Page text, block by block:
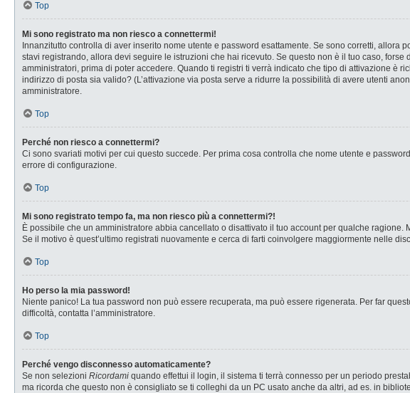
Top
Mi sono registrato ma non riesco a connettermi!
Innanzitutto controlla di aver inserito nome utente e password esattamente. Se sono corretti,
stavi registrando, allora devi seguire le istruzioni che hai ricevuto. Se questo non è il tuo caso,
amministratori, prima di poter accedere. Quando ti registri ti verrà indicato che tipo di attivazione è
indirizzo di posta sia valido? (L’attivazione via posta serve a ridurre la possibilità di avere utenti
amministratore.
Top
Perché non riesco a connettermi?
Ci sono svariati motivi per cui questo succede. Per prima cosa controlla che nome utente e
errore di configurazione.
Top
Mi sono registrato tempo fa, ma non riesco più a connettermi?!
È possibile che un amministratore abbia cancellato o disattivato il tuo account per qualche
Se il motivo è quest’ultimo registrati nuovamente e cerca di farti coinvolgere maggiormente nelle
Top
Ho perso la mia password!
Niente panico! La tua password non può essere recuperata, ma può essere rigenerata. Per far
difficoltà, contatta l’amministratore.
Top
Perché vengo disconnesso automaticamente?
Se non selezioni Ricordami quando effettui il login, il sistema ti terrà connesso per un periodo
ma ricorda che questo non è consigliato se ti colleghi da un PC usato anche da altri, ad es. in